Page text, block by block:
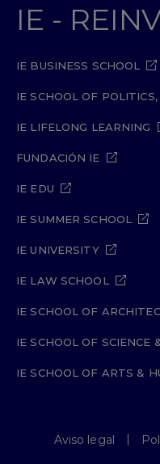
IE -
IE BUSINESS SCHOOL
IE SCHOOL OF
IE LIFELONG LEARNING
FUNDACIÓN IE
IE EDU
IE SUMMER SCHOOL
IE UNIVERSITY
IE LAW SCHOOL
IE SCHOOL OF
IE SCHOOL OF SCIENCE
IE SCHOOL OF ARTS &
Aviso legal